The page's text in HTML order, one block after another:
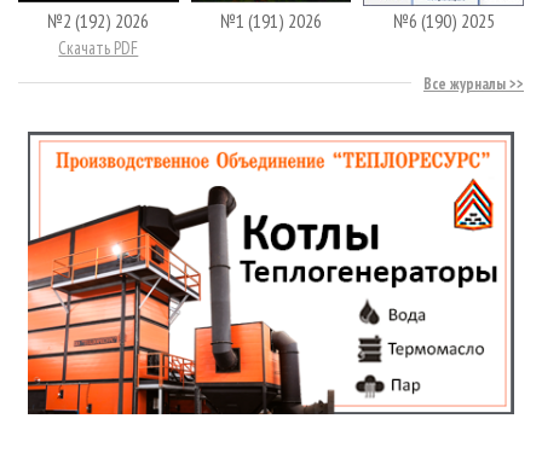
№2 (192) 2026
Скачать PDF
№1 (191) 2026 №6 (190) 2025
Все журналы